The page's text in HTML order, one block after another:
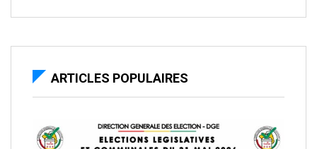
ARTICLES POPULAIRES